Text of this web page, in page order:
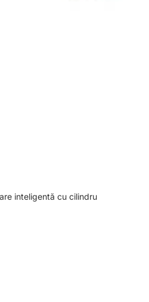
inteligentă cu cilindru